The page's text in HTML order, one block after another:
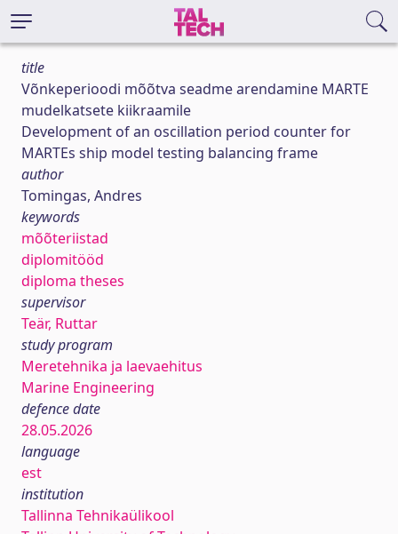
title
Võnkeperioodi mõõtva seadme arendamine MARTE
mudelkatsete kiikraamile
Development of an oscillation period counter for
MARTEs ship model testing balancing frame
author
Tomingas, Andres
keywords
mõõteriistad
diplomitööd
diploma theses
supervisor
Teär, Ruttar
study program
Meretehnika ja laevaehitus
Marine Engineering
defence date
28.05.2026
language
est
institution
Tallinna Tehnikaülikool